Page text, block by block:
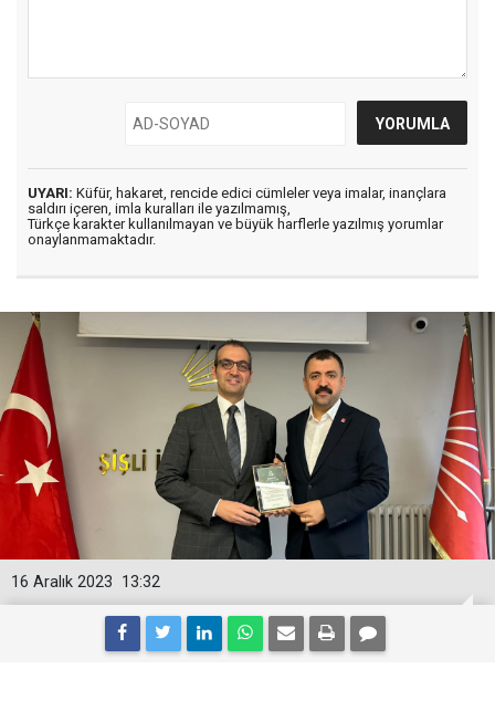
UYARI: Küfür, hakaret, rencide edici cümleler veya imalar, inançlara
saldırı içeren, imla kuralları ile yazılmamış,
Türkçe karakter kullanılmayan ve büyük harflerle yazılmış yorumlar
onaylanmamaktadır.
13:32
16 Aralık 2023